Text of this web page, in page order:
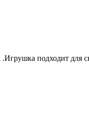
.Игрушка подходит